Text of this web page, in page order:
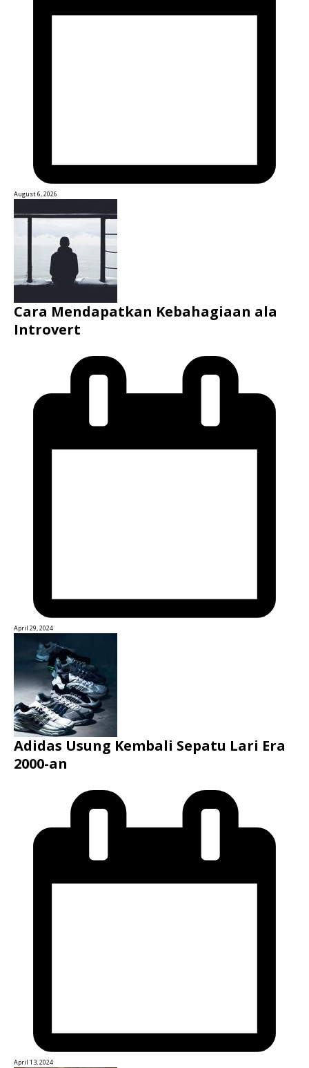
August 6, 2026
Cara Mendapatkan Kebahagiaan ala
Introvert
April 29, 2024
Adidas Usung Kembali Sepatu Lari Era
2000-an
April 13, 2024